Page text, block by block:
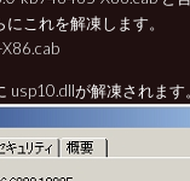
これを解凍します。
usp10.dllが解凍されます。